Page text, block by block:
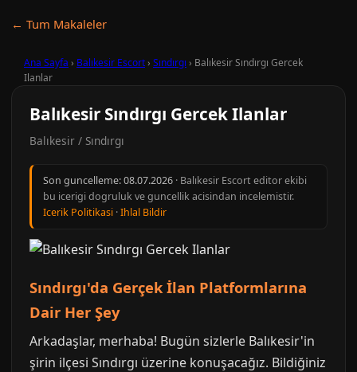
← Tum Makaleler
Ana Sayfa › Balıkesir Escort› Sındırgı › Balıkesir Sındırgı Gercek
Ilanlar
Balıkesir Sındırgı Gercek Ilanlar
Balıkesir / Sındırgı
Son guncelleme:08.07.2026 · Balıkesir Escort editor ekibi
bu icerigi dogruluk ve guncellik acisindan incelemistir.
Icerik Politikasi ·Ihlal Bildir
Sındırgı'da Gerçek İlan Platformlarına
Dair Her Şey
Arkadaşlar, merhaba! Bugün sizlerle Balıkesir'in
şirin ilçesi Sındırgı üzerine konuşacağız. Bildiğiniz